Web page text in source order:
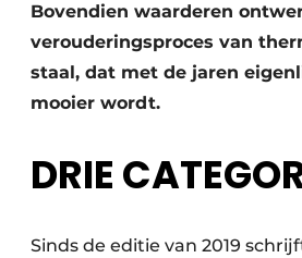
Bovendien waarderen
verouderingsproces van
staal, dat met de jaren
mooier wordt.
DRIE
Sinds de editie van 2019